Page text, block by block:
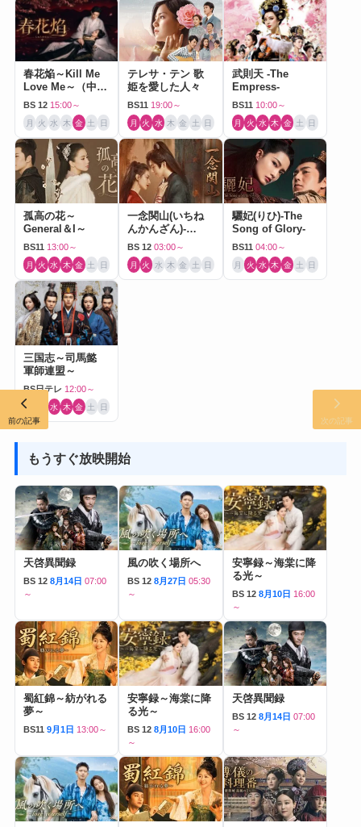
春花焔～Kill Me
Love Me～（中国
ドラマ）
BS 12 15:00～
月 火 水 木 金 土 日
テレサ・テン 歌
姫を愛した人々
BS11 19:00～
月 火 水 木 金 土 日
武則天 -The
Empress-
BS11 10:00～
月 火 水 木 金 土 日
孤高の花～
General＆I～
BS11 13:00～
月 火 水 木 金 土 日
一念関山(いちね
んかんざん)-
Journey to Love-
BS 12 03:00～
月 火 水 木 金 土 日
驪妃(りひ)-The
Song of Glory-
BS11 04:00～
月 火 水 木 金 土 日
三国志～司馬懿
軍師連盟～
BS日テレ 12:00～
月 水 木 金 土 日
もうすぐ放映開始
天啓異聞録
BS 12 8月14日 07:00
～
風の吹く場所へ
BS 12 8月27日 05:30
～
安寧録～海棠に降
る光～
BS 12 8月10日 16:00
～
蜀紅錦～紡がれる
夢～
BS11 9月1日 13:00～
安寧録～海棠に降
る光～
BS 12 8月10日 16:00
～
天啓異聞録
BS 12 8月14日 07:00
～
前の記事 次の記事